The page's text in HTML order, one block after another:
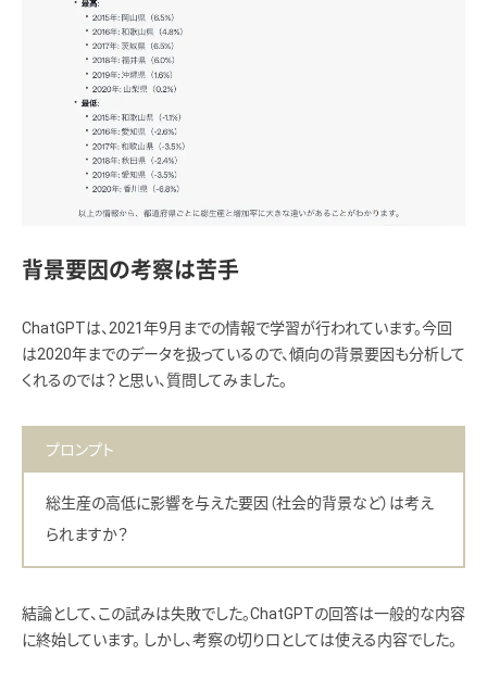
背景要因の考察は苦手
ChatGPTは、2021年9月までの情報で学習が行われています。今回
は2020年までのデータを扱っているので、傾向の背景要因も分析して
くれるのでは？と思い、質問してみました。
プロンプト
総生産の高低に影響を与えた要因（社会的背景など）は考え
られますか？
結論として、この試みは失敗でした。ChatGPTの回答は一般的な内容
に終始しています。 しかし、考察の切り口としては使える内容でした。